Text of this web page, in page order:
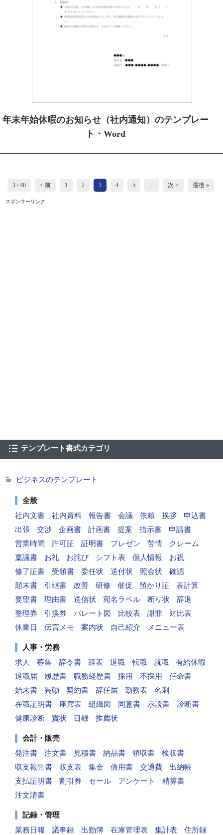
年末年始休暇のお知らせ（社内通知）のテンプレー
ト・Word
3 / 40 < 前 1 2 3 4 5 ... 次 > 最後 »
スポンサーリンク
テンプレート書式カテゴリ
ビジネスのテンプレート
全般
社内文書
社内資料 報告書 会議 依頼 挨拶
申込書
出張
交渉 企画書 計画書 提案 指示書
申請書
営業時間
許可証 証明書 プレゼン 苦情
クレーム
稟議書
お礼 お詫び シフト表 個人情報
お祝
修了証書
受領書 委任状 送付状 照会状
確認
顛末書
引継書 改善 研修 催促 預かり証
表計算
要望書
理由書 送信状 宛名ラベル 断り状
辞退
整理券
引換券 パレート図 比較表 謝罪
対比表
休業日
伝言メモ 案内状 自己紹介 メニュー表
人事・労務
求人
募集 辞令書 辞表 退職 転職 就職
有給休暇
退職届
履歴書 職務経歴書 採用 不採用
任命書
始末書
異動 契約書 辞任届 勤務表
名刺
在職証明書
座席表 組織図 同意書 示談書
診断書
健康診断
賞状 目録 推薦状
会計・販売
発注書
注文書 見積書 納品書 領収書
検収書
収支報告書
収支表 集金 借用書 交通費
出納帳
支払証明書
割引券 セール アンケート
精算書
注文請書
記録・管理
業務日報
議事録 出勤簿 在庫管理表 集計表
住所録